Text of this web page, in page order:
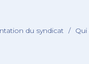
du syndicat /